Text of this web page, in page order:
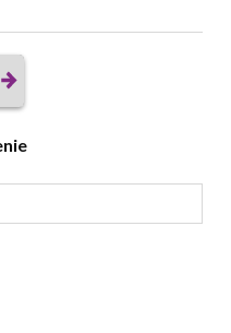
kosztów płatności